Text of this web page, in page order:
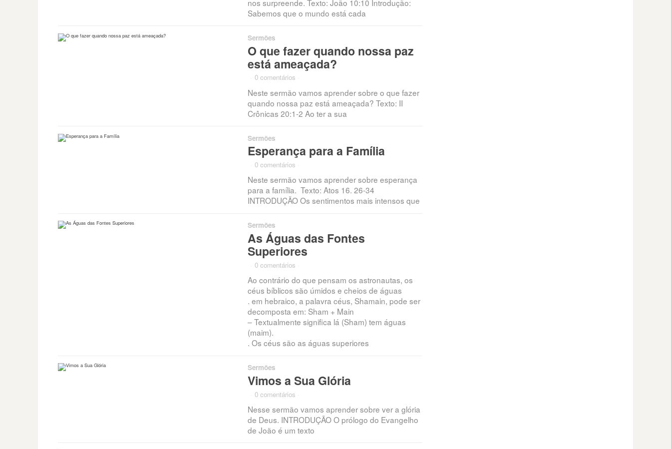
nos surpreende. Texto: João 10:10 Introdução:
Sabemos que o mundo está cada
Sermões
O que fazer quando nossa paz
está ameaçada?
0 comentários
Neste sermão vamos aprender sobre o que fazer
quando nossa paz está ameaçada? Texto: II
Crônicas 20:1-2 Ao ter a sua
Sermões
Esperança para a Família
0 comentários
Neste sermão vamos aprender sobre esperança
para a família. Texto: Atos 16. 26-34
INTRODUÇÃO Os sentimentos mais intensos que
Sermões
As Águas das Fontes
Superiores
0 comentários
Ao contrário do que pensam os astronautas, os
céus bíblicos são úmidos e cheios de águas
. em hebraico, a palavra céus, Shamain, pode ser
decomposta em: Sham + Main
– Textualmente significa lá (Sham) tem águas
(maim).
. Os céus são as águas superiores
Sermões
Vimos a Sua Glória
0 comentários
Nesse sermão vamos aprender sobre ver a glória
de Deus. INTRODUÇÃO O prólogo do Evangelho
de João é um texto